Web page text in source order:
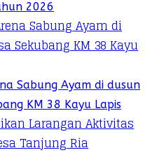
2026
Sabung Ayam di dusun
KM 38 Kayu Lapis